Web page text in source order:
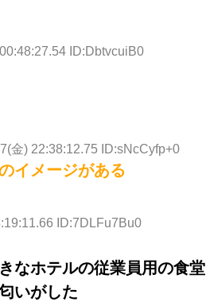
ID:DbtvcuiB0
金) 22:38:12.75 ID:sNcCyfp+0
イメージがある
ID:7DLFu7Bu0
なホテルの従業員用の食堂
いがした